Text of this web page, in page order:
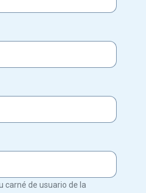
carné de usuario de la